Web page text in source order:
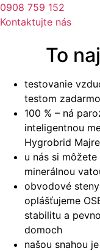
0908 759 152
Kontaktujte nás
To
testovanie
testom zadarmo
100 % – ná
inteligentnou
Hygrobrid
u nás si
minerálnou
obvodové
oplášťujeme
stabilitu a
domoch
našou snahou